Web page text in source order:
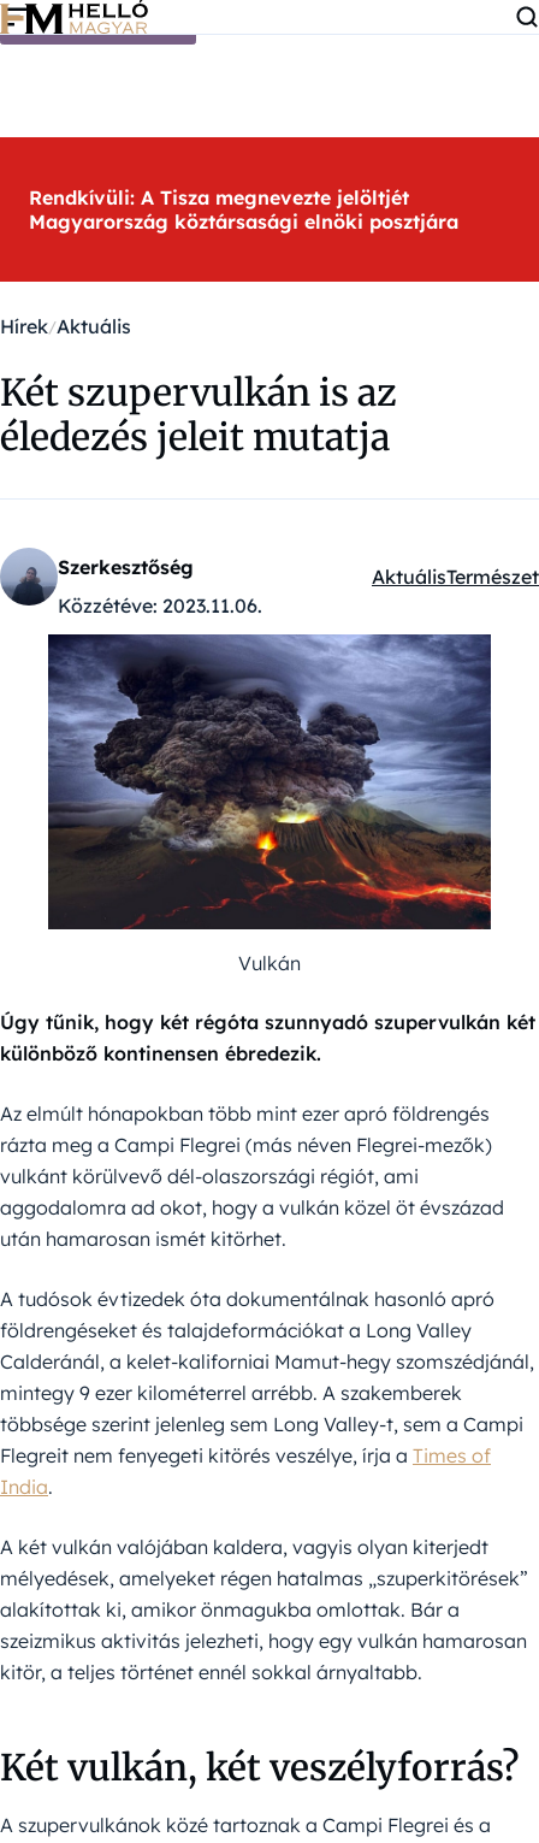
Ugrás a tartalomra
Rendkívüli: A Tisza megnevezte jelöltjét
Magyarország köztársasági elnöki posztjára
Hírek Aktuális
Két szupervulkán is az
éledezés jeleit mutatja
Szerkesztőség
Közzétéve: 2023.11.06.
Kategóriák:
AktuálisTermészet
Vulkán
Úgy tűnik, hogy két régóta szunnyadó szupervulkán két
különböző kontinensen ébredezik.
Az elmúlt hónapokban több mint ezer apró földrengés
rázta meg a Campi Flegrei (más néven Flegrei-mezők)
vulkánt körülvevő dél-olaszországi régiót, ami
aggodalomra ad okot, hogy a vulkán közel öt évszázad
után hamarosan ismét kitörhet.
A tudósok évtizedek óta dokumentálnak hasonló apró
földrengéseket és talajdeformációkat a Long Valley
Calderánál, a kelet-kaliforniai Mamut-hegy szomszédjánál,
mintegy 9 ezer kilométerrel arrébb. A szakemberek
többsége szerint jelenleg sem Long Valley-t, sem a Campi
Flegreit nem fenyegeti kitörés veszélye, írja a Times of
India.
A két vulkán valójában kaldera, vagyis olyan kiterjedt
mélyedések, amelyeket régen hatalmas „szuperkitörések”
alakítottak ki, amikor önmagukba omlottak. Bár a
szeizmikus aktivitás jelezheti, hogy egy vulkán hamarosan
kitör, a teljes történet ennél sokkal árnyaltabb.
Két vulkán, két veszélyforrás?
A szupervulkánok közé tartoznak a Campi Flegrei és a